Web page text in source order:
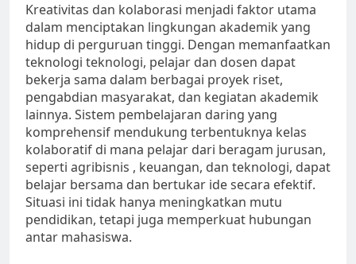
Kreativitas dan kolaborasi menjadi faktor utama
dalam menciptakan lingkungan akademik yang
hidup di perguruan tinggi. Dengan memanfaatkan
teknologi teknologi, pelajar dan dosen dapat
bekerja sama dalam berbagai proyek riset,
pengabdian masyarakat, dan kegiatan akademik
lainnya. Sistem pembelajaran daring yang
komprehensif mendukung terbentuknya kelas
kolaboratif di mana pelajar dari beragam jurusan,
seperti agribisnis , keuangan, dan teknologi, dapat
belajar bersama dan bertukar ide secara efektif.
Situasi ini tidak hanya meningkatkan mutu
pendidikan, tetapi juga memperkuat hubungan
antar mahasiswa.